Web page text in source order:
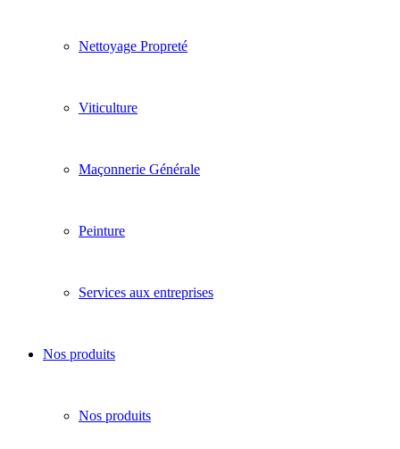
Nettoyage Propreté
Viticulture
Maçonnerie Générale
Peinture
Services aux entreprises
Nos produits
Nos produits